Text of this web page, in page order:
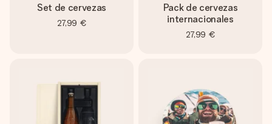
Set de cervezas
27,99 €
Pack de cervezas
internacionales
27,99 €